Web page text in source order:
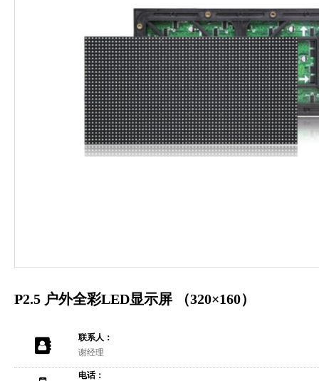
P2.5 户外全彩LED显示屏 （320×160）
联系人：
谢经理
电话：